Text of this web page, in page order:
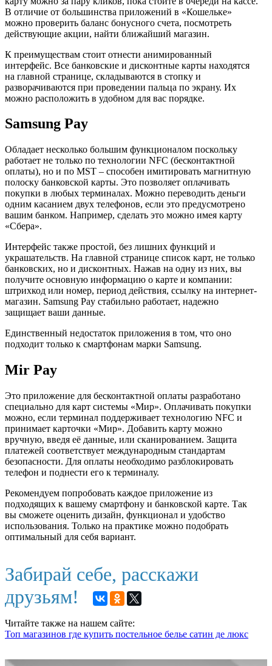
В отличие от большинства приложений в «Кошельке»
можно проверить баланс бонусного счета, посмотреть
действующие акции, найти ближайший магазин.
К преимуществам стоит отнести анимированный
интерфейс. Все банковские и дисконтные карты находятся
на главной странице, складываются в стопку и
разворачиваются при проведении пальца по экрану. Их
можно расположить в удобном для вас порядке.
Samsung Pay
Обладает несколько большим функционалом поскольку
работает не только по технологии NFC (бесконтактной
оплаты), но и по MST – способен имитировать магнитную
полоску банковской карты. Это позволяет оплачивать
покупки в любых терминалах. Можно переводить деньги
одним касанием двух телефонов, если это предусмотрено
вашим банком. Например, сделать это можно имея карту
«Сбера».
Интерфейс также простой, без лишних функций и
украшательств. На главной странице список карт, не только
банковских, но и дисконтных. Нажав на одну из них, вы
получите основную информацию о карте и компании:
штрихкод или номер, период действия, ссылку на интернет-
магазин. Samsung Pay стабильно работает, надежно
защищает ваши данные.
Единственный недостаток приложения в том, что оно
подходит только к смартфонам марки Samsung.
Mir Pay
Это приложение для бесконтактной оплаты разработано
специально для карт системы «Мир». Оплачивать покупки
можно, если терминал поддерживает технологию NFC и
принимает карточки «Мир». Добавить карту можно
вручную, введя её данные, или сканированием. Защита
платежей соответствует международным стандартам
безопасности. Для оплаты необходимо разблокировать
телефон и поднести его к терминалу.
Рекомендуем попробовать каждое приложение из
подходящих к вашему смартфону и банковской карте. Так
вы сможете оценить дизайн, функционал и удобство
использования. Только на практике можно подобрать
оптимальный для себя вариант.
Забирай себе, расскажи
друзьям!
Читайте также на нашем сайте:
Топ магазинов где купить постельное белье сатин де люкс